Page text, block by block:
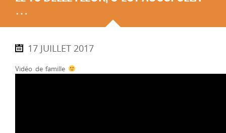
…
17 JUILLET 2017
Vidéo de famille